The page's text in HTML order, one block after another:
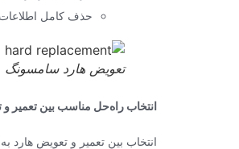
حذف کامل
تعویض هارد سامسونگ
انتخاب راه‌حل مناسب بین تعمیر
انتخاب بین تعمیر و تعویض هارد